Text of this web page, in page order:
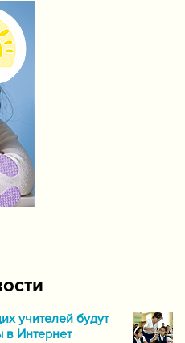
учителей будут
Интернет